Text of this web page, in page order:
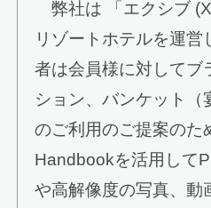
弊社は 「エクシブ
リゾートホテルを運営
者は会員様に対してブ
ション、バンケット（
のご利用のご提案のた
Handbookを活用して
や高解像度の写真、動